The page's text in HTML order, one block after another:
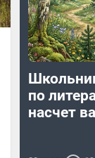
по
насчет